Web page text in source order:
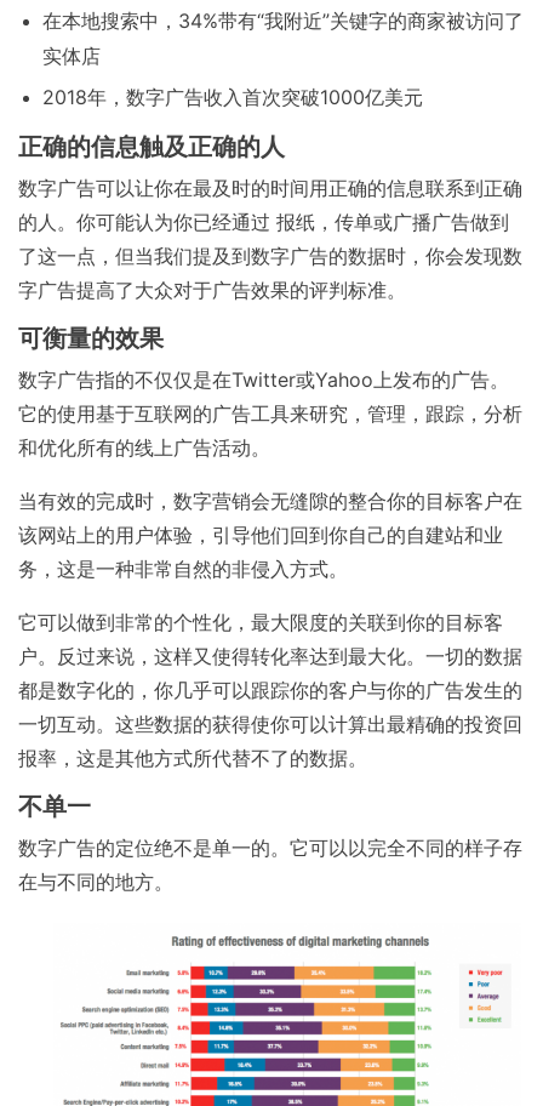
在本地搜索中，34%带有“我附近”关键字的商家被访问了
实体店
2018年，数字广告收入首次突破1000亿美元
正确的信息触及正确的人
数字广告可以让你在最及时的时间用正确的信息联系到正确
的人。你可能认为你已经通过 报纸，传单或广播广告做到
了这一点，但当我们提及到数字广告的数据时，你会发现数
字广告提高了大众对于广告效果的评判标准。
可衡量的效果
数字广告指的不仅仅是在Twitter或Yahoo上发布的广告。
它的使用基于互联网的广告工具来研究，管理，跟踪，分析
和优化所有的线上广告活动。
当有效的完成时，数字营销会无缝隙的整合你的目标客户在
该网站上的用户体验，引导他们回到你自己的自建站和业
务，这是一种非常自然的非侵入方式。
它可以做到非常的个性化，最大限度的关联到你的目标客
户。反过来说，这样又使得转化率达到最大化。一切的数据
都是数字化的，你几乎可以跟踪你的客户与你的广告发生的
一切互动。这些数据的获得使你可以计算出最精确的投资回
报率，这是其他方式所代替不了的数据。
不单一
数字广告的定位绝不是单一的。它可以以完全不同的样子存
在与不同的地方。